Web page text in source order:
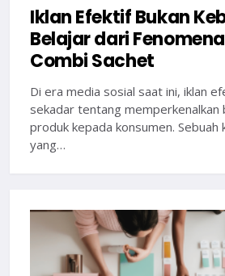
Iklan Efektif Bukan
Belajar dari
Combi Sachet
Di era media sosial saat ini, iklan
sekadar tentang memperkenalkan
produk kepada konsumen. Sebuah
yang…